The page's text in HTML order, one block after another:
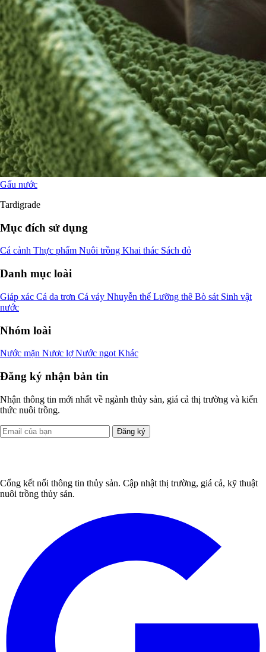
Gấu nước
Tardigrade
Mục đích sử dụng
Cá cảnh Thực phẩm Nuôi trồng Khai thác Sách đỏ
Danh mục loài
Giáp xác Cá da trơn Cá vảy Nhuyễn thể Lưỡng thê Bò sát Sinh vật
nước
Nhóm loài
Nước mặn Nược lợNước ngọt Khác
Đăng ký nhận bản tin
Nhận thông tin mới nhất về ngành thủy sản, giá cả thị trường và kiến
thức nuôi trồng.
Đăng ký
Cổng kết nối thông tin thủy sản. Cập nhật thị trường, giá cả, kỹ thuật
nuôi trồng thủy sản.